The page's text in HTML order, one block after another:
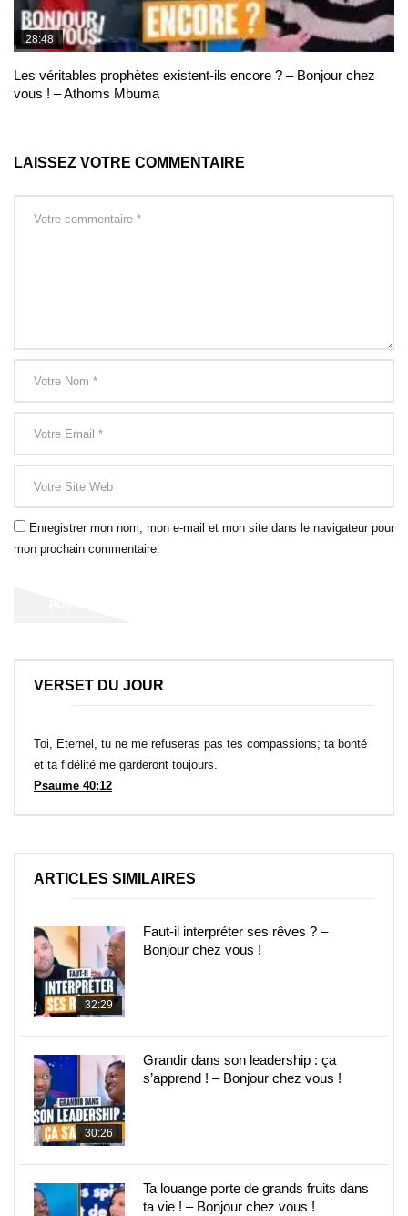
28:48
Les véritables prophètes existent-ils encore ? – Bonjour chez
vous ! – Athoms Mbuma
LAISSEZ VOTRE COMMENTAIRE
Enregistrer mon nom, mon e-mail et mon site dans le navigateur pour
mon prochain commentaire.
VERSET DU JOUR
Toi, Eternel, tu ne me refuseras pas tes compassions; ta bonté
et ta fidélité me garderont toujours.
Psaume 40:12
ARTICLES SIMILAIRES
32:29
Faut-il interpréter ses rêves ? –
Bonjour chez vous !
30:26
Grandir dans son leadership : ça
s’apprend ! – Bonjour chez vous !
Ta louange porte de grands fruits dans
ta vie ! – Bonjour chez vous !